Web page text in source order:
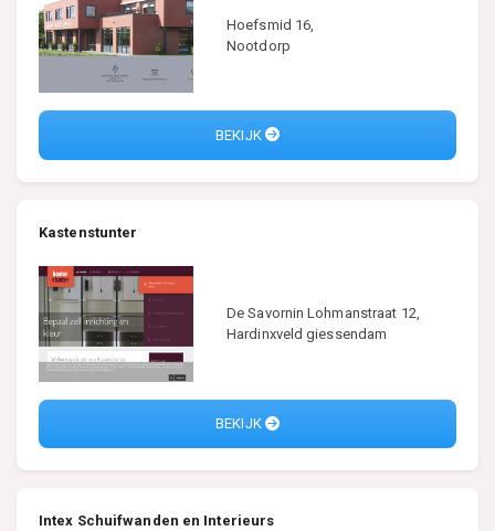
Hoefsmid 16,
Nootdorp
BEKIJK
Kastenstunter
De Savornin Lohmanstraat 12,
Hardinxveld giessendam
BEKIJK
Intex Schuifwanden en Interieurs